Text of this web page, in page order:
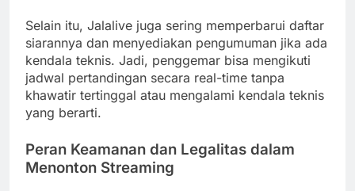
Selain itu, Jalalive juga sering memperbarui daftar
siarannya dan menyediakan pengumuman jika ada
kendala teknis. Jadi, penggemar bisa mengikuti
jadwal pertandingan secara real-time tanpa
khawatir tertinggal atau mengalami kendala teknis
yang berarti.
Peran Keamanan dan Legalitas dalam
Menonton Streaming